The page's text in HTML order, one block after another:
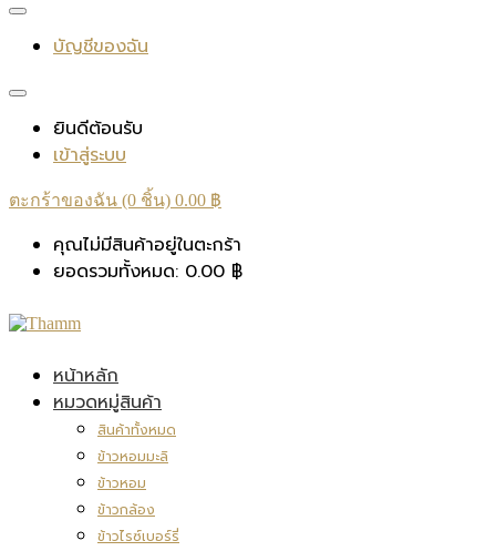
บัญชีของฉัน
ยินดีต้อนรับ
เข้าสู่ระบบ
ตะกร้าของฉัน (0 ชิ้น) 0.00 ฿
คุณไม่มีสินค้าอยู่ในตะกร้า
ยอดรวมทั้งหมด: 0.00 ฿
หน้าหลัก
หมวดหมู่สินค้า
สินค้าทั้งหมด
ข้าวหอมมะลิ
ข้าวหอม
ข้าวกล้อง
ข้าวไรซ์เบอร์รี่